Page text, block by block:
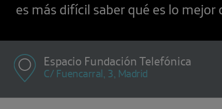
es más difícil saber qué es lo mejor
Espacio Fundación Telefónica
C/ Fuencarral, 3, Madrid